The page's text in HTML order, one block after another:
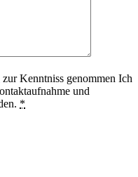
zur Kenntniss genommen Ich
und
*